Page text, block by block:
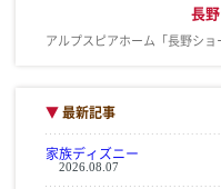
長
アルプスピアホーム「長野ショ
▼最新記事
家族ディズニー
2026.08.07